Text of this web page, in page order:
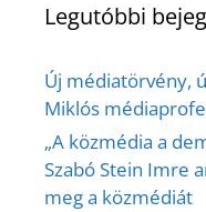
Legutóbbi
Új médiatörvény,
Miklós
„A közmédia a
Szabó Stein Imre
meg a közmédiát